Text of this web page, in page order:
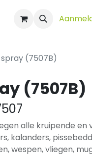
spray (7507B)
(7507B)
alle kruipende en
kalanders,
wespen, vliegen,